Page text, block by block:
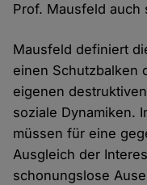
Prof. Mausfeld auch
Mausfeld definiert
einen Schutzbalken
eigenen
soziale Dynamiken.
müssen für eine
Ausgleich der
schonungslose